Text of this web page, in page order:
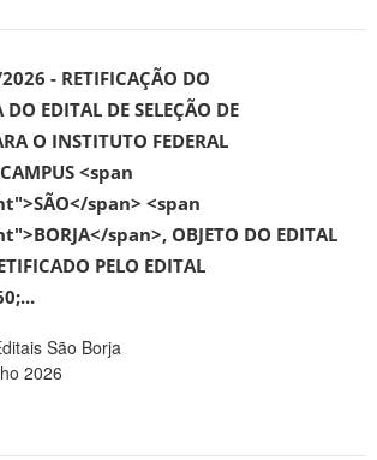
- RETIFICAÇÃO DO
EDITAL DE SELEÇÃO DE
O INSTITUTO FEDERAL
<span
span> <span
span>, OBJETO DO EDITAL
PELO EDITAL
São Borja
2026